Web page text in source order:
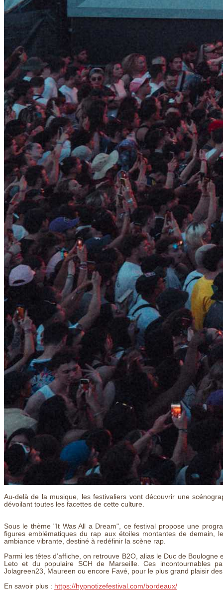
Au-delà de la musique, les festivaliers vont découvrir une
dévoilant toutes les facettes de cette culture.
Sous le thème "It Was All a Dream", ce festival propose une
figures emblématiques du rap aux étoiles montantes de demain,
ambiance vibrante, destiné à redéfinir la scène rap.
Parmi les têtes d’affiche, on retrouve B2O, alias le Duc de
Leto et du populaire SCH de Marseille. Ces incontournables
Jolagreen23, Maureen ou encore Favé, pour le plus grand plaisir
En savoir plus : https://hypnotizefestival.com/bordeaux/